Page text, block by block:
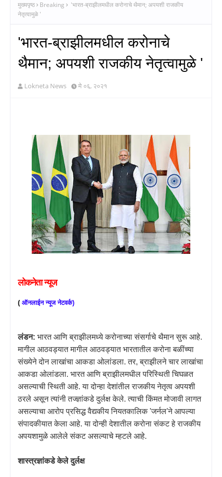
मुख्यपृष्ठ Breaking
'भारत-ब्राझीलमधील करोनाचे थैमान; अपयशी राजकीय
नेतृत्वामुळे '
'भारत-ब्राझीलमधील करोनाचे
थैमान; अपयशी राजकीय नेतृत्वामुळे '
Lokneta News मे ०६, २०२१
लोकनेतान्यूज
( ऑनलाईन न्यूज नेटवर्क)
लंडन: भारत आणि ब्राझीलमध्ये करोनाच्या संसर्गाचे थैमान सुरू आहे.
मागील आठवड्यात मागील आठवड्यात भारतातील करोना बळींच्या
संख्येने दोन लाखांचा आकडा ओलांडला. तर,ब्राझीलने चार लाखांचा
आकडा ओलांडला. भारत आणि ब्राझीलमधील परिस्थिती चिघळत
असल्याची स्थिती आहे. या दोन्हा देशांतील राजकीय नेतृत्व अपयशी
ठरले असून त्यांनी तज्ज्ञांकडे दुर्लक्ष केले. त्याची किंमत मोजावी लागत
असल्याचा आरोप प्रसिद्ध वैद्यकीय नियतकालिक'जर्नल'ने आपल्या
संपादकीयात केला आहे. या दोन्ही देशातील करोना संकट हे राजकीय
अपयशामुळे आलेले संकट असल्याचे म्हटले आहे.
शास्त्रज्ञांकडे केले दुर्लक्ष